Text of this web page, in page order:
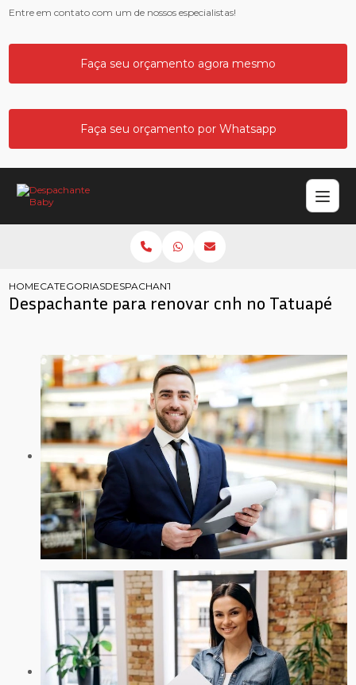
Entre em contato com um de nossos especialistas!
Faça seu orçamento agora mesmo
Faça seu orçamento por Whatsapp
HOMECATEGORIASDESPACHANTE RENOVAR CNH NO TATUAPE
Despachante para renovar cnh no Tatuapé